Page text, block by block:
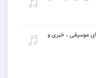
های موسیقی ، خبری و